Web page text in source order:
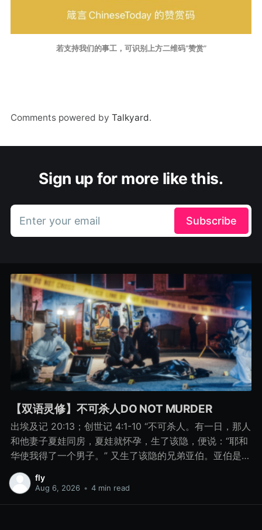
若支持我们的事工，可识别上方二维码“赞赏”
Comments powered by Talkyard.
Sign up for more like this.
Enter your email Subscribe
【双语灵修】不可杀人DO NOT MURDER
出埃及记 20:13；创世记 4:1-10 “不可杀人。有一日，那人
和他妻子夏娃同房，夏娃就怀孕，生了该隐，便说：“耶和
华使我得了一个男子。” 又生了该隐的兄弟亚伯。亚伯是牧
羊的，该隐是种地的。 有一日，该隐拿地里的出产为供物
献给耶和华， 亚伯也将他羊群中头生的和羊的脂油献上。
fly
Aug 6, 2026 • 4 min read